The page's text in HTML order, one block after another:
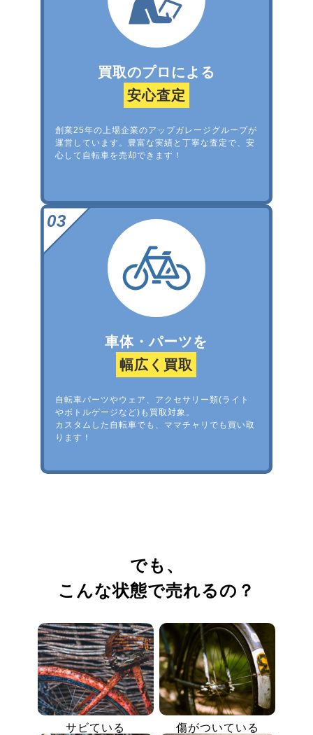
買取のプロによる
安心査定
創業25年の上場企業のアップガレージグループが
運営しています。豊富な実績と丁寧な査定で、安
心して自転車を売却できます！
車体・パーツを
幅広く買取
自転車パーツやウェア、アクセサリー類(ライト
やボトルゲージなど)も買取対象。
カスタムした自転車でも、ママチャリでも買い取
ります！
でも、
こんな状態で売れるの？
サビている 傷がついている